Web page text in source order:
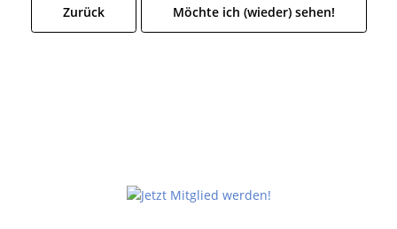
Zurück Möchte ich (wieder) sehen!